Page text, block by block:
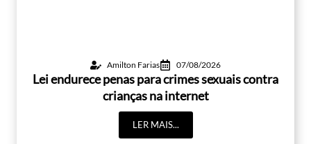
Amilton Farias 07/08/2026
Lei endurece penas para crimes sexuais contra
crianças na internet
LER MAIS...